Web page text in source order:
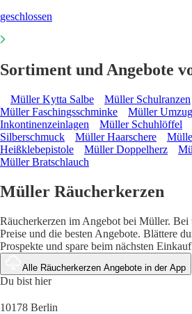
geschlossen
Sortiment und Angebote
Müller Kytta Salbe Müller Schulranzen
Müller Faschingsschminke
Müller
Inkontinenzeinlagen
Müller Schuhlöffel
Silberschmuck
Müller Haarschere
Heißklebepistole
Müller Doppelherz
Müller Bratschlauch
Müller Räucherkerzen
Räucherkerzen im Angebot bei Müller. Bei
Preise und die besten Angebote. Blättere
Prospekte und spare beim nächsten
Alle Räucherkerzen Angebote in der App
Du bist hier
10178 Berlin